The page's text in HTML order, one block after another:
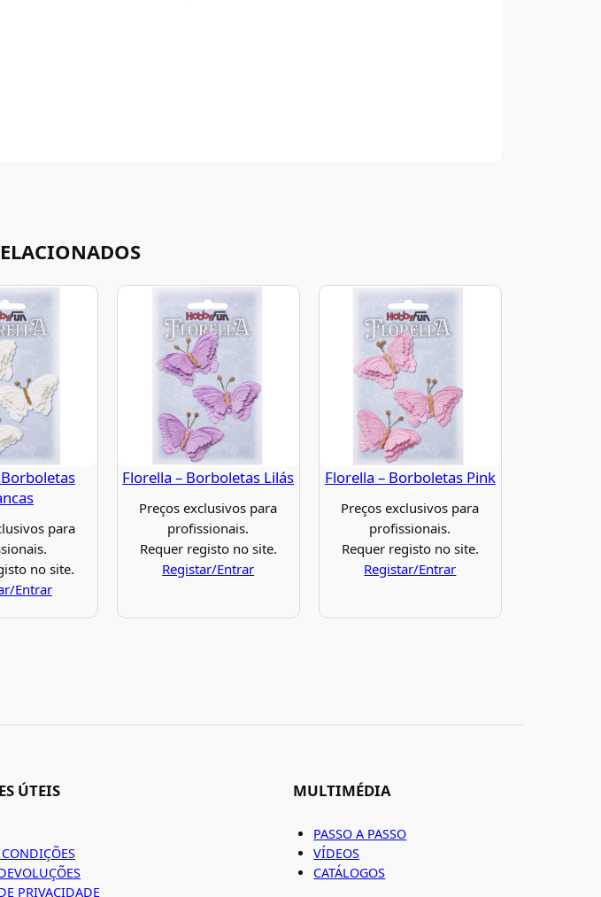
para
no site.
Entrar
Florella – Borboletas Lilás
Preços exclusivos para
profissionais.
Requer registo no site.
Registar/Entrar
Florella – Borboletas Pink
Preços exclusivos para
profissionais.
Requer registo no site.
Registar/Entrar
ÚTEIS
PRIVACIDADE
MULTIMÉDIA
PASSO A PASSO
VÍDEOS
CATÁLOGOS